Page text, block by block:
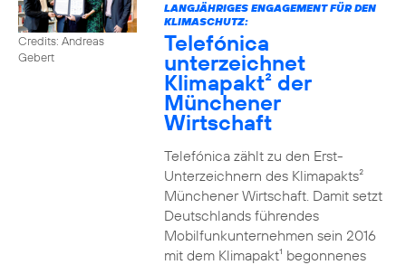
Credits: Andreas
Gebert
LANGJÄHRIGES ENGAGEMENT FÜR DEN
KLIMASCHUTZ:
Telefónica
unterzeichnet
Klimapakt² der
Münchener
Wirtschaft
Telefónica zählt zu den Erst-
Unterzeichnern des Klimapakts²
Münchener Wirtschaft. Damit setzt
Deutschlands führendes
Mobilfunkunternehmen sein 2016
mit dem Klimapakt¹ begonnenes